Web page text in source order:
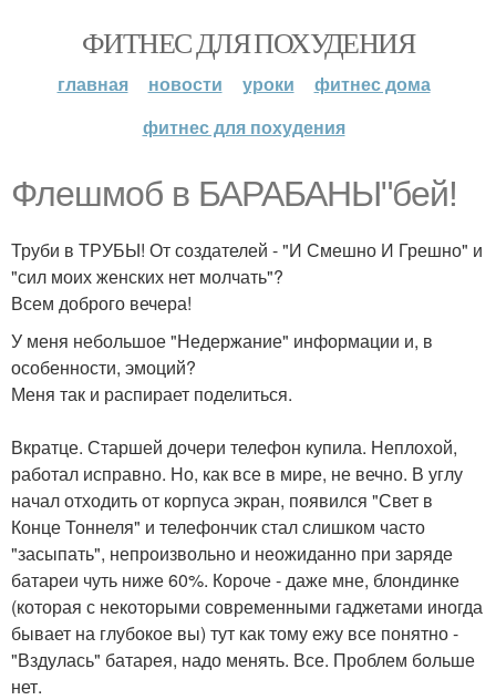
ФИТНЕС ДЛЯ ПОХУДЕНИЯ
главная новости уроки
фитнес дома
фитнес для похудения
Флешмоб в БАРАБАНЫ"бей!
Труби в ТРУБЫ! От создателей - "И Смешно И Грешно" и
"сил моих женских нет молчать"?
Всем доброго вечера!
У меня небольшое "Недержание" информации и, в
особенности, эмоций?
Меня так и распирает поделиться.
Вкратце. Старшей дочери телефон купила. Неплохой,
работал исправно. Но, как все в мире, не вечно. В углу
начал отходить от корпуса экран, появился "Свет в
Конце Тоннеля" и телефончик стал слишком часто
"засыпать", непроизвольно и неожиданно при заряде
батареи чуть ниже 60%. Короче - даже мне, блондинке
(которая с некоторыми современными гаджетами иногда
бывает на глубокое вы) тут как тому ежу все понятно -
"Вздулась" батарея, надо менять. Все. Проблем больше
нет.